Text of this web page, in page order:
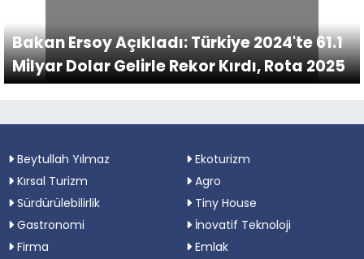
Bakan Ersoy Açıkladı: Türkiye 2024'te 61.1
Milyar Dolar Gelirle Rekor Kırdı, Rota 2025
Beytullah Yılmaz
Ekoturizm
Kırsal Turizm
Agro
Sürdürülebilirlik
Tiny House
Gastronomi
İnovatif Teknoloji
Firma
Emlak